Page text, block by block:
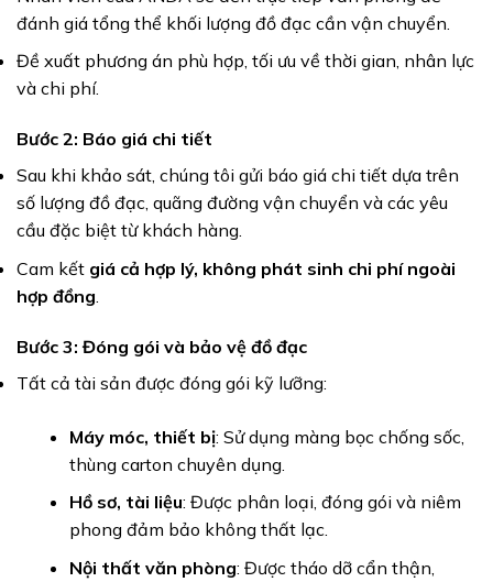
đánh giá tổng thể khối lượng đồ đạc cần vận chuyển.
Đề xuất phương án phù hợp, tối ưu về thời gian, nhân lực
và chi phí.
Bước 2: Báo giá chi tiết
Sau khi khảo sát, chúng tôi gửi báo giá chi tiết dựa trên
số lượng đồ đạc, quãng đường vận chuyển và các yêu
cầu đặc biệt từ khách hàng.
Cam kết giá cả hợp lý, không phát sinh chi phí ngoài
hợp đồng
Bước 3: Đóng gói và bảo vệ đồ đạc
Tất cả tài sản được đóng gói kỹ lưỡng:
Máy móc, thiết bị: Sử dụng màng bọc chống sốc,
thùng carton chuyên dụng.
Hồ sơ, tài liệu: Được phân loại, đóng gói và niêm
phong đảm bảo không thất lạc.
Nội thất văn phòng: Được tháo dỡ cẩn thận,